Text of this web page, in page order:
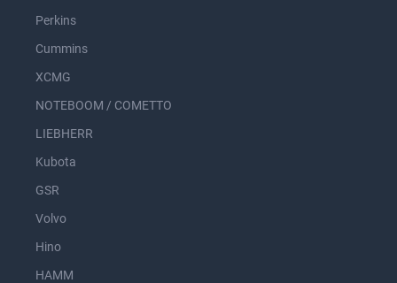
Perkins
Cummins
XCMG
NOTEBOOM / COMETTO
LIEBHERR
Kubota
GSR
Volvo
Hino
HAMM